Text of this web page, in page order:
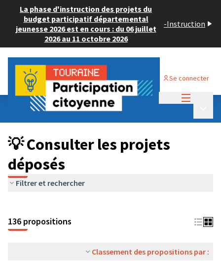
La phase d'instruction des projets du
budget participatif départemental
jeunesse 2026 est en cours : du 06 juillet
2026 au 11 octobre 2026
-Instruction
Se connecter
Budget Participatif JEUNESSE 2024
💡 Consulter les projets déposés
💡 Consulter les projets
déposés
Filtrer et rechercher
136 propositions
Classement des propositions par :